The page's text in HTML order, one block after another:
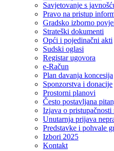
Savjetovanje s
Pravo na pristup
Gradsko izborno
Strateški dokumenti
Opći i pojedinačni akti
Sudski oglasi
Registar ugovora
e-Račun
Plan davanja koncesija
Sponzorstva i donacije
Prostorni planovi
Često postavljana
Izjava o pristupačnosti
Unutarnja prijava
Predstavke i pohvale
Izbori 2025
Kontakt